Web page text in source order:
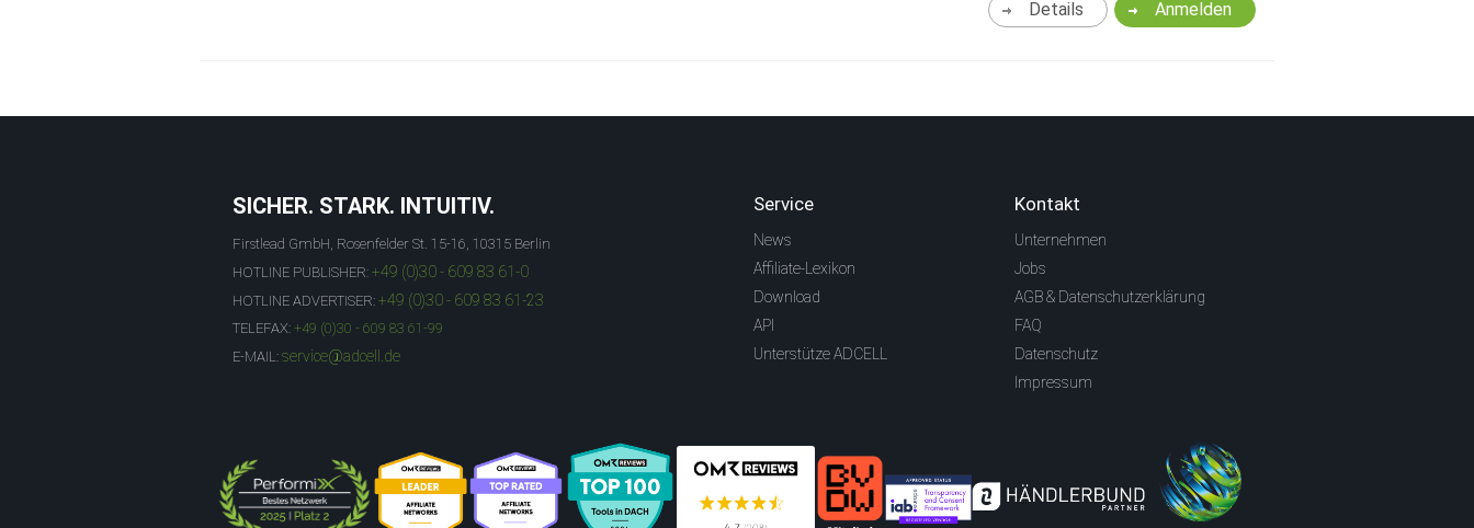
Anmelden
Details
SICHER. STARK. INTUITIV.
Firstlead GmbH, Rosenfelder St. 15-16, 10315 Berlin
HOTLINE PUBLISHER: +49 (0)30 - 609 83 61-0
HOTLINE ADVERTISER: +49 (0)30 - 609 83 61-23
TELEFAX: +49 (0)30 - 609 83 61-99
E-MAIL: service@adcell.de
Service
News
Affiliate-Lexikon
Download
API
Unterstütze ADCELL
Kontakt
Unternehmen
Jobs
AGB & Datenschutzerklärung
FAQ
Datenschutz
Impressum